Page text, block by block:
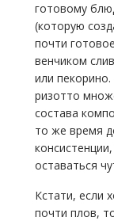
готовому
(которую
почти
венчиком
или
ризотто
состава
то же время
оставаться
Кстати, если
почти плов,